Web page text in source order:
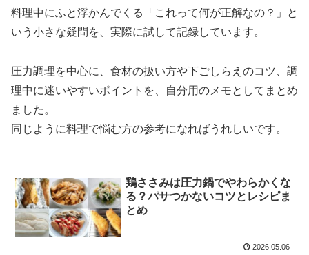
料理中にふと浮かんでくる「これって何が正解なの？」と
いう小さな疑問を、実際に試して記録しています。
圧力調理を中心に、食材の扱い方や下ごしらえのコツ、調
理中に迷いやすいポイントを、自分用のメモとしてまとめ
ました。
同じように料理で悩む方の参考になればうれしいです。
鶏ささみは圧力鍋でやわらかくな
る？パサつかないコツとレシピま
とめ
2026.05.06